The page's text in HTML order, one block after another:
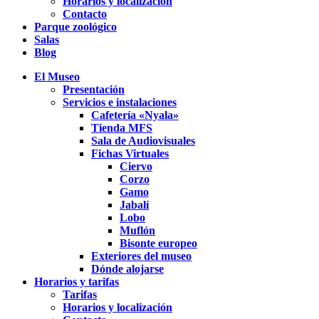
Contacto
Parque zoológico
Salas
Blog
El Museo
Presentación
Servicios e instalaciones
Cafetería «Nyala»
Tienda MFS
Sala de Audiovisuales
Fichas Virtuales
Ciervo
Corzo
Gamo
Jabalí
Lobo
Muflón
Bisonte europeo
Exteriores del museo
Dónde alojarse
Horarios y tarifas
Tarifas
Horarios y localización